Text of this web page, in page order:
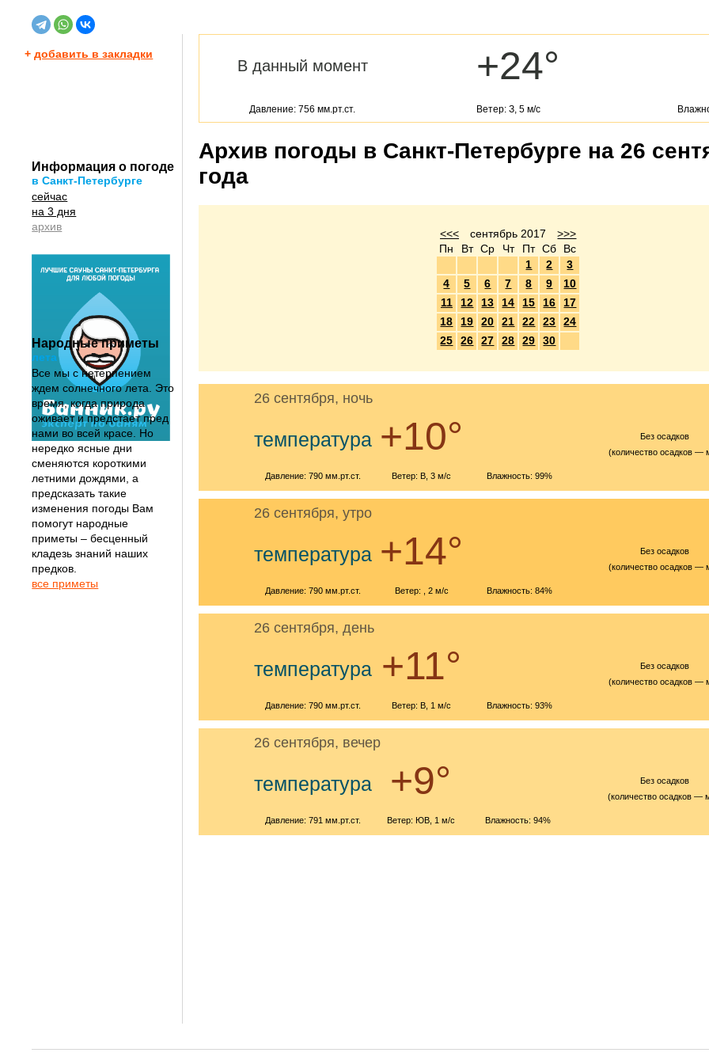
+добавить в закладки
Информация о погоде
в Санкт-Петербурге
сейчас
на 3 дня
архив
Народные приметы
лета
Все мы с нетерпением
ждем солнечного лета. Это
время, когда природа
оживает и предстает пред
нами во всей красе. Но
нередко ясные дни
сменяются короткими
летними дождями, а
предсказать такие
изменения погоды Вам
помогут народные
приметы – бесценный
кладезь знаний наших
предков.
все приметы
В данный момент +24°
Давление: 756 мм.рт.ст. Ветер: З, 5 м/с
Архив погоды в Санкт-Петербурге на 26
года
<<< сентябрь 2017
>>>
Пн
Вт Ср Чт Пт Сб
Вс
1
2
3
4
5 6 7 8 9
10
11
12 13 14 15 16
17
18
19 20 21 22 23
24
25
26 27 28 29 30
26 сентября, ночь
температура +10°
Без осадков
(количество осадков —
Давление: 790 мм.рт.ст. Ветер: В, 3 м/с Влажность: 99%
26 сентября, утро
температура +14°
Без осадков
(количество осадков —
Давление: 790 мм.рт.ст. Ветер: , 2 м/с Влажность: 84%
26 сентября, день
температура +11°
Без осадков
(количество осадков —
Давление: 790 мм.рт.ст. Ветер: В, 1 м/с Влажность: 93%
26 сентября, вечер
температура +9°
Без осадков
(количество осадков —
Давление: 791 мм.рт.ст. Ветер: ЮВ, 1 м/с Влажность: 94%